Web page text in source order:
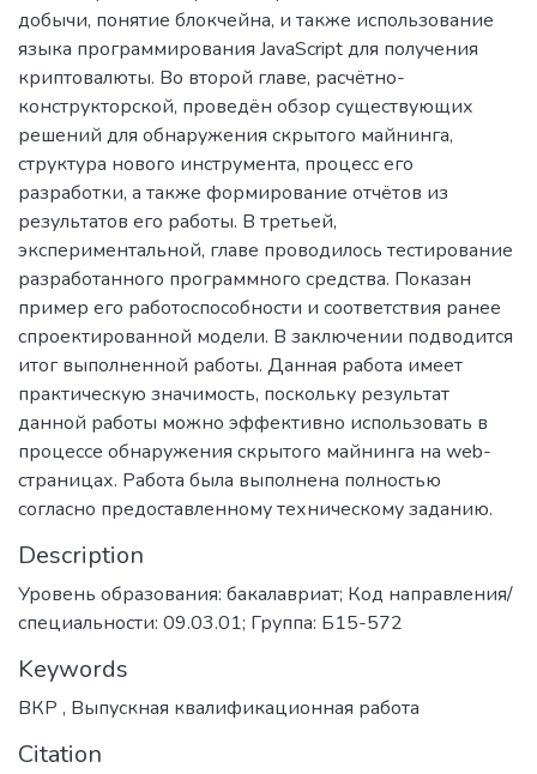
добычи, понятие блокчейна, и также использование
языка программирования JavaScript для получения
криптовалюты. Во второй главе, расчётно-
конструкторской, проведён обзор существующих
решений для обнаружения скрытого майнинга,
структура нового инструмента, процесс его
разработки, а также формирование отчётов из
результатов его работы. В третьей,
экспериментальной, главе проводилось тестирование
разработанного программного средства. Показан
пример его работоспособности и соответствия ранее
спроектированной модели. В заключении подводится
итог выполненной работы. Данная работа имеет
практическую значимость, поскольку результат
данной работы можно эффективно использовать в
процессе обнаружения скрытого майнинга на web-
страницах. Работа была выполнена полностью
согласно предоставленному техническому заданию.
Description
Уровень образования: бакалавриат; Код направления/
специальности: 09.03.01; Группа: Б15-572
Keywords
ВКР , Выпускная квалификационная работа
Citation